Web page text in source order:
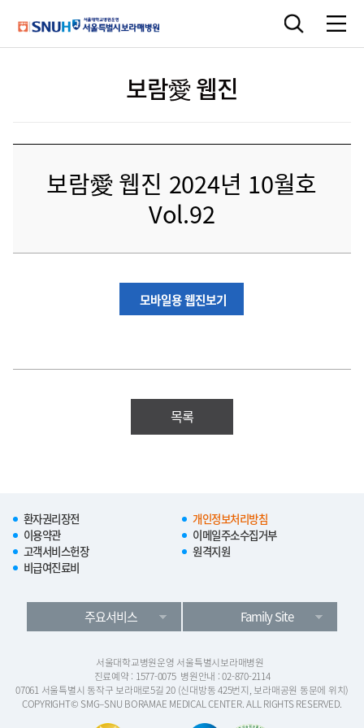
보람愛 웹진
보람愛 웹진 2024년 10월호
Vol.92
모바일용 웹진보기
목록
환자권리장전
개인정보처리방침
이용약관
이메일주소수집거부
고객서비스헌장
원격지원
비급여진료비
주요서비스 Family Site
서울대학교병원운영 서울특별시보라매병원
진료예약 : 1577-0075 병원안내 : 02-870-2114
07061 서울특별시 동작구 보라매로5길 20 (신대방동 425번지, 보라매공원 동문에 위치)
COPYRIGHT© SMG–SNU BORAMAE MEDICAL CENTER. ALL RIGHTS RESERVED.